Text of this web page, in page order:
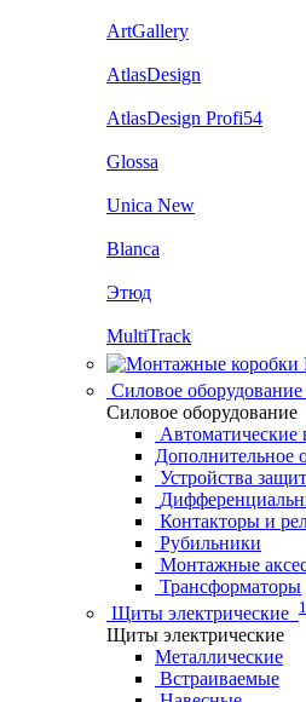
ArtGallery
AtlasDesign
AtlasDesign Profi54
Glossa
Unica New
Blanca
Этюд
MultiTrack
Силовое оборудование
Силовое оборудование
Автоматические
Дополнительное
Устройства
Контакторы и
Рубильники
Монтажные
Трансформаторы
Щиты электрические
Щиты электрические
Металлические
Встраиваемые